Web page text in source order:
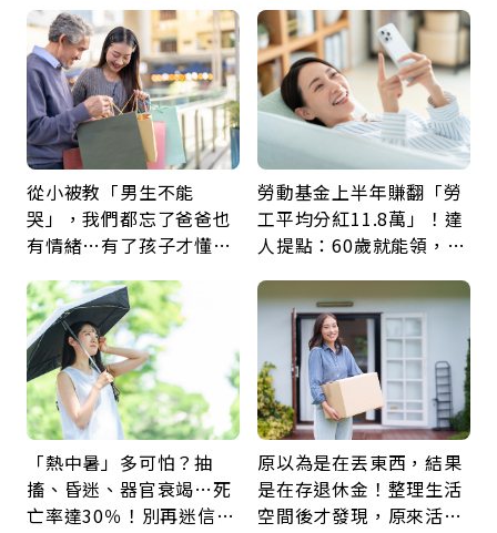
從小被教「男生不能
哭」，我們都忘了爸爸也
有情緒…有了孩子才懂：
久違的關心
勞動基金上半年賺翻「勞
工平均分紅11.8萬」！達
人提點：60歲就能領，重
「熱中暑」多可怕？抽
搐、昏迷、器官衰竭…死
亡率達30％！別再迷信
原以為是在丟東西，結果
是在存退休金！整理生活
空間後才發現，原來活得